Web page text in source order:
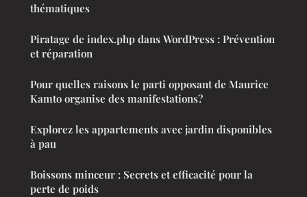
thématiques
Piratage de index.php dans WordPress : Prévention
et réparation
Pour quelles raisons le parti opposant de Maurice
Kamto organise des manifestations?
Explorez les appartements avec jardin disponibles
à pau
Boissons minceur : Secrets et efficacité pour la
perte de poids